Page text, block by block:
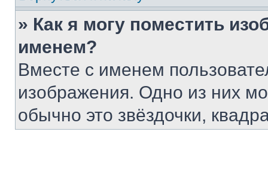
» Как я могу поместить
именем?
Вместе с именем
изображения. Одно из них
обычно это звёздочки,